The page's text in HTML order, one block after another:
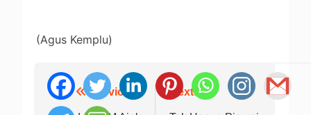
(Agus Kemplu)
Navigasi
Previous: Next: